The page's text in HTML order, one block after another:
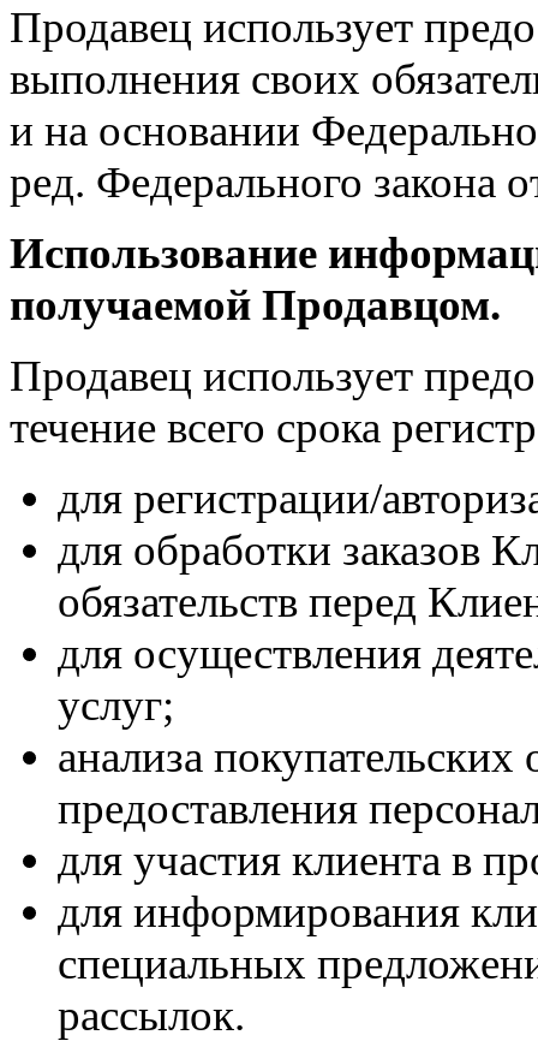
Продавец использует
выполнения своих
и на основании
ред. Федерального закона
Использование
получаемой Продавцом.
Продавец использует
течение всего срока
для регистрации/
для обработки заказов
обязательств перед
для осуществления
услуг;
анализа
предоставления
для участия клиента в
для информирования
специальных
рассылок.